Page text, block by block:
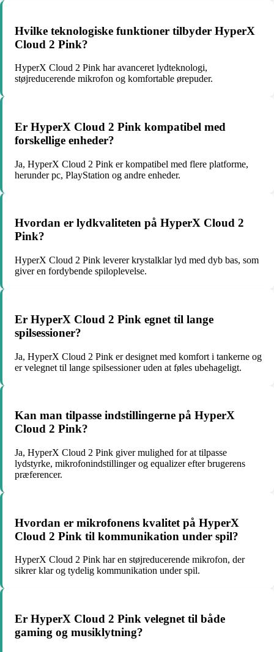
Hvilke teknologiske funktioner tilbyder HyperX
Cloud 2 Pink?
HyperX Cloud 2 Pink har avanceret lydteknologi,
støjreducerende mikrofon og komfortable ørepuder.
Er HyperX Cloud 2 Pink kompatibel med
forskellige enheder?
Ja, HyperX Cloud 2 Pink er kompatibel med flere platforme,
herunder pc, PlayStation og andre enheder.
Hvordan er lydkvaliteten på HyperX Cloud 2
Pink?
HyperX Cloud 2 Pink leverer krystalklar lyd med dyb bas, som
giver en fordybende spiloplevelse.
Er HyperX Cloud 2 Pink egnet til lange
spilsessioner?
Ja, HyperX Cloud 2 Pink er designet med komfort i tankerne og
er velegnet til lange spilsessioner uden at føles ubehageligt.
Kan man tilpasse indstillingerne på HyperX
Cloud 2 Pink?
Ja, HyperX Cloud 2 Pink giver mulighed for at tilpasse
lydstyrke, mikrofonindstillinger og equalizer efter brugerens
præferencer.
Hvordan er mikrofonens kvalitet på HyperX
Cloud 2 Pink til kommunikation under spil?
HyperX Cloud 2 Pink har en støjreducerende mikrofon, der
sikrer klar og tydelig kommunikation under spil.
Er HyperX Cloud 2 Pink velegnet til både
gaming og musiklytning?